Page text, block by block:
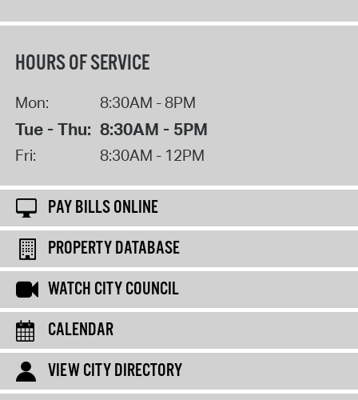
HOURS OF SERVICE
Mon: 8:30AM - 8PM
Tue - Thu: 8:30AM - 5PM
Fri: 8:30AM - 12PM
PAY BILLS ONLINE
PROPERTY DATABASE
WATCH CITY COUNCIL
CALENDAR
VIEW CITY DIRECTORY